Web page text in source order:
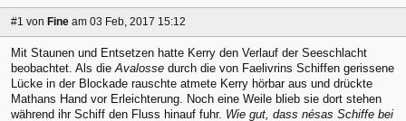
#1 von Fine am 03 Feb, 2017 15:12
Mit Staunen und Entsetzen hatte Kerry den Verlauf der Seeschlacht
beobachtet. Als die Avalosse durch die von Faelivrins Schiffen gerissene
Lücke in der Blockade rauschte atmete Kerry hörbar aus und drückte
Mathans Hand vor Erleichterung. Noch eine Weile blieb sie dort stehen
während ihr Schiff den Fluss hinauf fuhr. Wie gut, dass nésas Schiffe bei